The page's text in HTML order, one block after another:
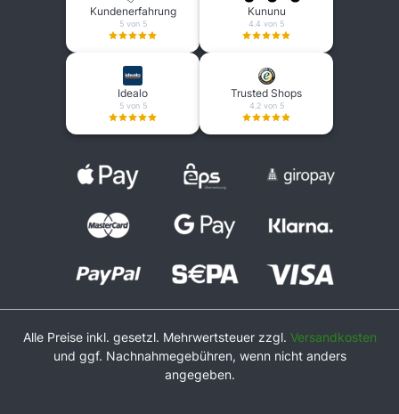
Kundenerfahrung
5 von 5
Kununu
4.4 von 5
Idealo
5 von 5
Trusted Shops
4.2 von 5
Alle Preise inkl. gesetzl. Mehrwertsteuer zzgl. Versandkosten
und ggf. Nachnahmegebühren, wenn nicht anders
angegeben.